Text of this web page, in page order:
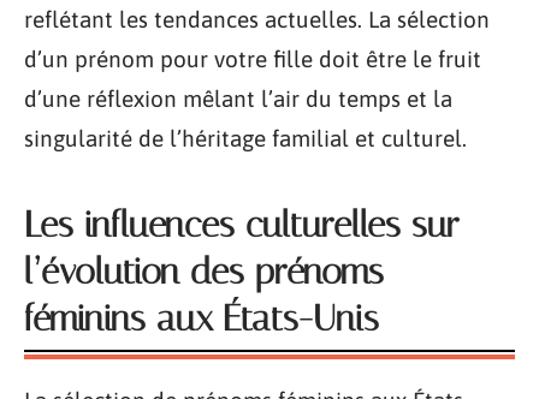
reflétant les tendances actuelles. La sélection
d’un prénom pour votre fille doit être le fruit
d’une réflexion mêlant l’air du temps et la
singularité de l’héritage familial et culturel.
Les influences culturelles sur
l’évolution des prénoms
féminins aux États-Unis